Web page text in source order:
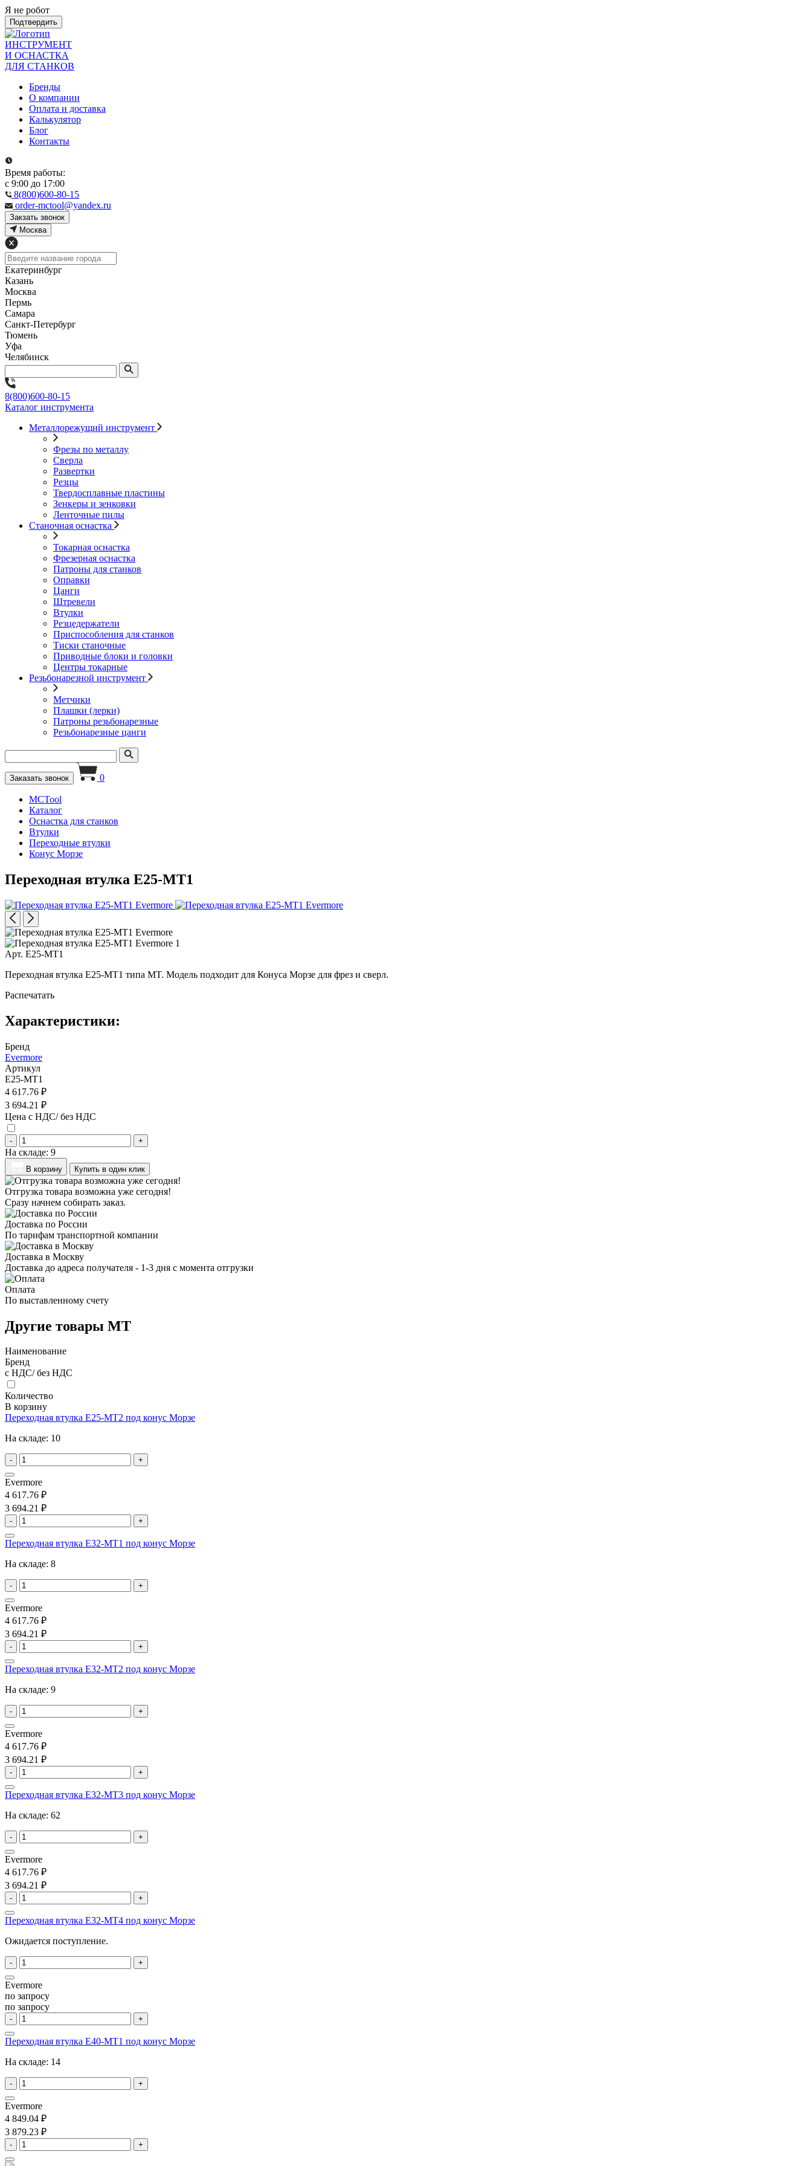
Я не робот
Подтвердить
ИНСТРУМЕНТ
И ОСНАСТКА
ДЛЯ СТАНКОВ
Бренды
О компании
Оплата и доставка
Калькулятор
Блог
Контакты
Время работы:
с 9:00 до 17:00
8(800)600-80-15
order-mctool@yandex.ru
Закзать звонок
Москва
Екатеринбург
Казань
Москва
Пермь
Самара
Санкт-Петербург
Тюмень
Уфа
Челябинск
8(800)600-80-15
Каталог инструмента
Металлорежущий инструмент
Фрезы по металлу
Сверла
Развертки
Резцы
Твердосплавные пластины
Зенкеры и зенковки
Ленточные пилы
Станочная оснастка
Токарная оснастка
Фрезерная оснастка
Патроны для станков
Оправки
Цанги
Штревели
Втулки
Резцедержатели
Приспособления для станков
Тиски станочные
Приводные блоки и головки
Центры токарные
Резьбонарезной инструмент
Метчики
Плашки (лерки)
Патроны резьбонарезные
Резьбонарезные цанги
Заказать звонок 0
MCTool
Каталог
Оснастка для станков
Втулки
Переходные втулки
Конус Морзе
Переходная втулка E25-MT1
Арт. E25-MT1
Переходная втулка E25-MT1 типа MT. Модель подходит для Конуса Морзе для фрез и сверл.
Распечатать
Характеристики:
Бренд
Evermore
Артикул
E25-MT1
4 617.76 ₽
3 694.21 ₽
Цена с НДС/ без НДС
- +
На складе: 9
В корзину Купить в один клик
Отгрузка товара возможна уже сегодня!
Сразу начнем собирать заказ.
Доставка по России
По тарифам транспортной компании
Доставка в Москву
Доставка до адреса получателя - 1-3 дня с момента отгрузки
Оплата
По выставленному счету
Другие товары MT
Наименование
Бренд
с НДС/ без НДС
Количество
В корзину
Переходная втулка E25-MT2 под конус Морзе
На складе: 10
- +
Evermore
4 617.76 ₽
3 694.21 ₽
- +
Переходная втулка E32-MT1 под конус Морзе
На складе: 8
- +
Evermore
4 617.76 ₽
3 694.21 ₽
- +
Переходная втулка E32-MT2 под конус Морзе
На складе: 9
- +
Evermore
4 617.76 ₽
3 694.21 ₽
- +
Переходная втулка E32-MT3 под конус Морзе
На складе: 62
- +
Evermore
4 617.76 ₽
3 694.21 ₽
- +
Переходная втулка E32-MT4 под конус Морзе
Ожидается поступление.
- +
Evermore
по запросу
по запросу
- +
Переходная втулка E40-MT1 под конус Морзе
На складе: 14
- +
Evermore
4 849.04 ₽
3 879.23 ₽
- +